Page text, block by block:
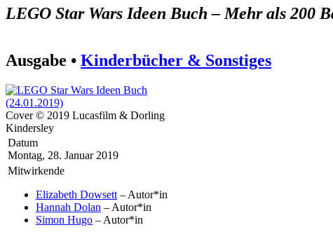
LEGO Star Wars Ideen Buch – Mehr als 200
Ausgabe • Kinderbücher & Sonstiges
Cover © 2019 Lucasfilm & Dorling
Kindersley
Datum
Montag, 28. Januar 2019
Mitwirkende
Elizabeth Dowsett – Autor*in
Hannah Dolan – Autor*in
Simon Hugo – Autor*in